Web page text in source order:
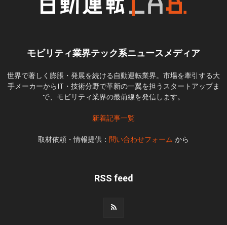
モビリティ業界テック系ニュースメディア
世界で著しく膨脹・発展を続ける自動運転業界。市場を牽引する大
手メーカーからIT・技術分野で革新の一翼を担うスタートアップま
で、モビリティ業界の最前線を発信します。
新着記事一覧
取材依頼・情報提供： 問い合わせフォーム から
RSS feed